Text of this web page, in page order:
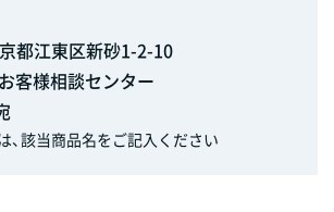
都江東区新砂1-2-10
客様相談センター
当商品名をご記入ください